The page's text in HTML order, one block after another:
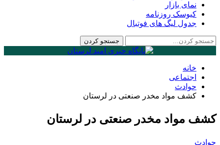
نمای بازار
کیوسک روزنامه
جدول لیگ های فوتبال
خانه
اجتماعی
حوادث
کشف مواد مخدر صنعتی در لرستان
کشف مواد مخدر صنعتی در لرستان
حوادث